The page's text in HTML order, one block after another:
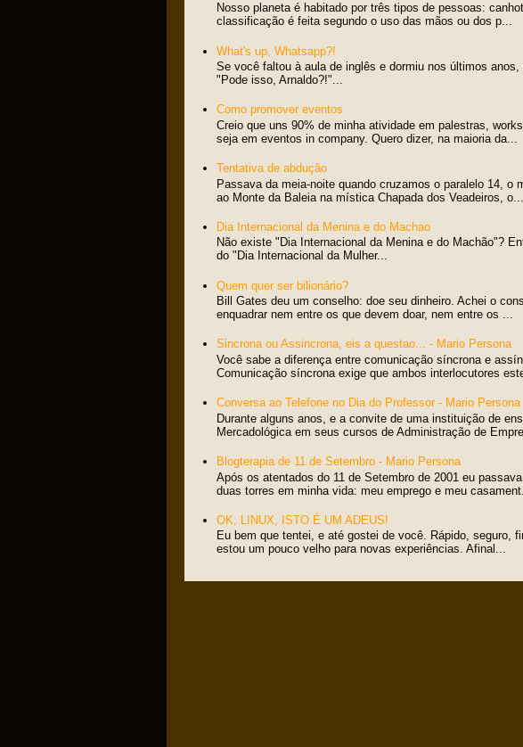
Nosso planeta é habitado por três tipos de pessoas:
classificação é feita segundo o uso das mãos ou dos p...
What's up, Whatsapp?!
Se você faltou à aula de inglês e dormiu nos últimos
"Pode isso, Arnaldo?!"...
Como promover eventos
Creio que uns 90% de minha atividade em palestras,
seja em eventos in company. Quero dizer, na maioria da...
Tentativa de abdução
Passava da meia-noite quando cruzamos o paralelo 14, o
ao Monte da Baleia na mística Chapada dos Veadeiros, o...
Dia Internacional da Menina e do Machao
Não existe "Dia Internacional da Menina e do Machão"?
do "Dia Internacional da Mulher...
Quem quer ser bilionário?
Bill Gates deu um conselho: doe seu dinheiro. Achei o
enquadrar nem entre os que devem doar, nem entre os ...
Sincrona ou Assincrona, eis a questao... - Mario Persona
Você sabe a diferença entre comunicação síncrona e
Comunicação síncrona exige que ambos interlocutores
Conversa ao Telefone no Dia do Professor - Mario Persona
Durante alguns anos, e a convite de uma instituição de
Mercadológica em seus cursos de Administração de
Blogterapia de 11 de Setembro - Mario Persona
Após os atentados do 11 de Setembro de 2001 eu
duas torres em minha vida: meu emprego e meu
OK, LINUX, ISTO É UM ADEUS!
Eu bem que tentei, e até gostei de você. Rápido, seguro,
estou um pouco velho para novas experiências. Afinal...